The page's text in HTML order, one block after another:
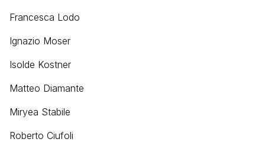
Francesca Lodo
Ignazio Moser
Isolde Kostner
Matteo Diamante
Miryea Stabile
Roberto Ciufoli